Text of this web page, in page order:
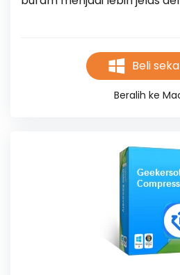
Beli
Beralih ke